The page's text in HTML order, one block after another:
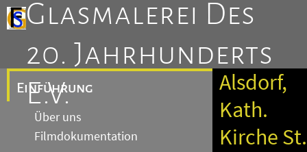
Glasmalerei Des
20. Jahrhunderts
E.V.
Einführung
Über uns
Filmdokumentation
Alsdorf,
Kath.
Kirche St.